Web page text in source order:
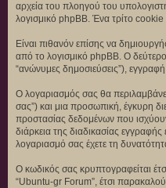
αρχεία του πλοηγού του
λογισμικό phpBB. Ένα τρίτο cookie
Είναι πιθανόν επίσης να
από το λογισμικό phpBB. Ο
“ανώνυμες δημοσιεύσεις”),
Ο λογαριασμός σας θα
σας”) και μια προσωπική, έγκυρη
προστασίας δεδομένων που
διάρκεια της διαδικασίας
λογαριασμό σας έχετε τη
Ο κωδικός σας κρυπτογραφείται
“Ubuntu-gr Forum”, έτσι